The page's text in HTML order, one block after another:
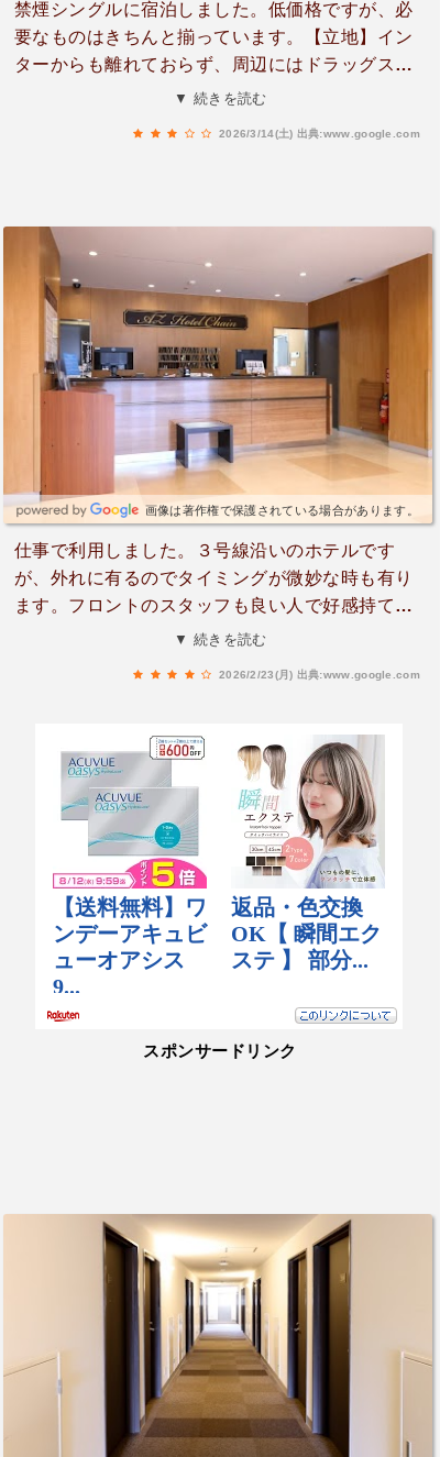
禁煙シングルに宿泊しました。低価格ですが、必
要なものはきちんと揃っています。【立地】イン
ターからも離れておらず、周辺にはドラッグスト
アやスーパーがあり、買い出しには便利です。周
り固めです。金具の上に横たわってるような感覚
で、私には合いませんでした。敷きパッド等のレ
ンタルがあると良いと思います。【朝食】朝食バ
イキングのメニューは少なめですが、和食も洋食
もあり、いずれも美味しくて満足でした。
▼ 続きを読む
2026/3/14(土) 出典:www.google.com
画像は著作権で保護されている場合があります。
仕事で利用しました。３号線沿いのホテルです
が、外れに有るのでタイミングが微妙な時も有り
ます。フロントのスタッフも良い人で好感持てま
す。部屋や朝食などチェーン店なので特に変わら
▼ 続きを読む
2026/2/23(月) 出典:www.google.com
スポンサードリンク